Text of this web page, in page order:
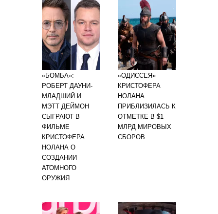
«БОМБА»:
РОБЕРТ ДАУНИ-
МЛАДШИЙ И
МЭТТ ДЕЙМОН
СЫГРАЮТ В
ФИЛЬМЕ
КРИСТОФЕРА
НОЛАНА О
СОЗДАНИИ
АТОМНОГО
ОРУЖИЯ
«ОДИССЕЯ»
КРИСТОФЕРА
НОЛАНА
ПРИБЛИЗИЛАСЬ К
ОТМЕТКЕ В $1
МЛРД МИРОВЫХ
СБОРОВ